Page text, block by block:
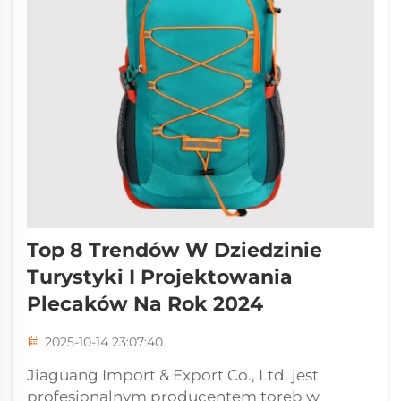
Top 8 Trendów W Dziedzinie
Turystyki I Projektowania
Plecaków Na Rok 2024
2025-10-14 23:07:40
Jiaguang Import & Export Co., Ltd. jest
profesjonalnym producentem toreb w